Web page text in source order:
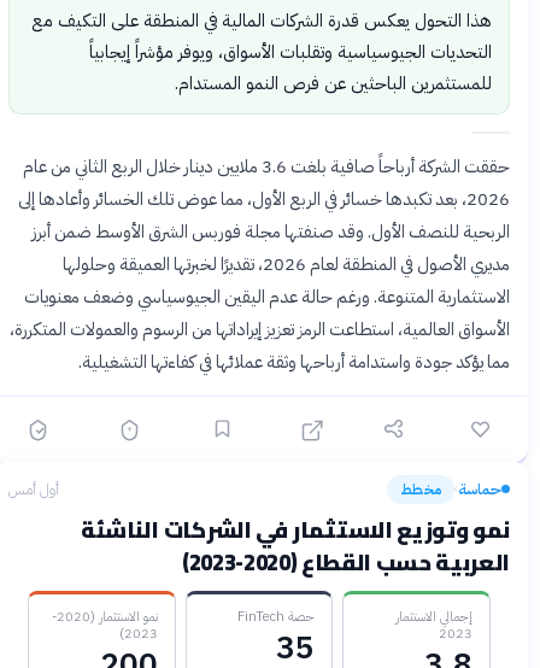
هذا التحول يعكس قدرة الشركات المالية في المنطقة على التكيف مع
التحديات الجيوسياسية وتقلبات الأسواق، ويوفر مؤشراً إيجابياً
للمستثمرين الباحثين عن فرص النمو المستدام.
حققت الشركة أرباحاً صافية بلغت 3.6 ملايين دينار خلال الربع الثاني من عام
2026، بعد تكبدها خسائر في الربع الأول، مما عوض تلك الخسائر وأعادها إلى
الربحية للنصف الأول. وقد صنفتها مجلة فوربس الشرق الأوسط ضمن أبرز
مديري الأصول في المنطقة لعام 2026، تقديرًا لخبرتها العميقة وحلولها
الاستثمارية المتنوعة. ورغم حالة عدم اليقين الجيوسياسي وضعف معنويات
الأسواق العالمية، استطاعت الرمز تعزيز إيراداتها من الرسوم والعمولات المتكررة،
مما يؤكد جودة واستدامة أرباحها وثقة عملائها في كفاءتها التشغيلية.
حماسة› مخطط أول أمس
نمو وتوزيع الاستثمار في الشركات الناشئة
العربية حسب القطاع (2020-2023)
إجمالي الاستثمار
2023
حصة FinTech
35
نمو الاستثمار (2020-
2023)